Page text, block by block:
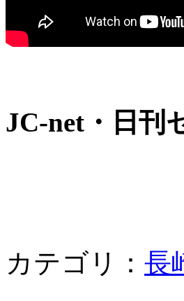
JC-net・日刊
カテゴリ： 長